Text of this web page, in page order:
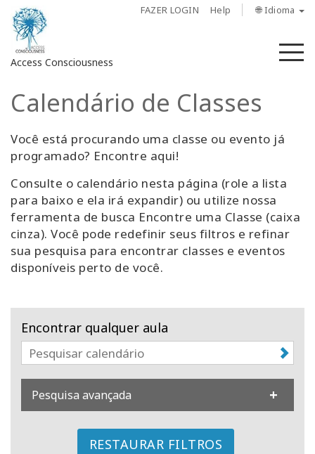
FAZER LOGIN Help 🌐 Idioma
Access Consciousness
Fazer
em
sua
Sobre
Access
Bars
Classes
Facilitators
Shop
Calendário de Classes
Você está procurando uma classe ou evento já
programado? Encontre aqui!
Consulte o calendário nesta página (role a lista
para baixo e ela irá expandir) ou utilize nossa
ferramenta de busca Encontre uma Classe (caixa
cinza). Você pode redefinir seus filtros e refinar
sua pesquisa para encontrar classes e eventos
disponíveis perto de você.
Encontrar qualquer aula
Pesquisa avançada
RESTAURAR FILTROS